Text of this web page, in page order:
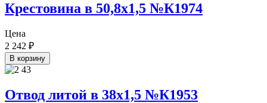
Крестовина в 50,8х1,5 №К1974
Цена
2 242 ₽
В корзину
Отвод литой в 38х1,5 №К1953